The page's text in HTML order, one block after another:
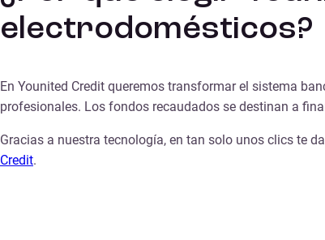
electrodomésticos?
En Younited Credit queremos transformar el sistema
profesionales. Los fondos recaudados se destinan a
Gracias a nuestra tecnología, en tan solo unos clics te
Credit.